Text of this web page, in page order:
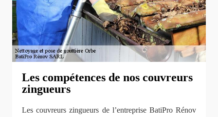
Les compétences de nos couvreurs
zingueurs
Les couvreurs zingueurs de l’entreprise BatiPro Rénov